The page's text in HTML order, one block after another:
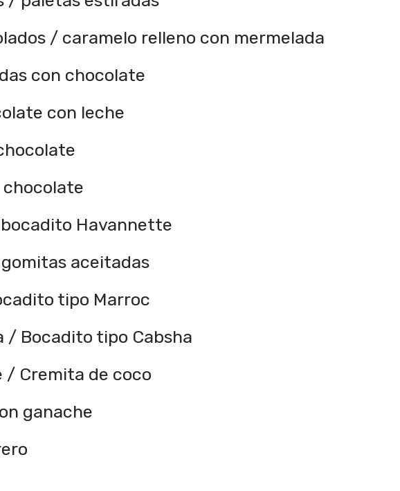
/ caramelo relleno con mermelada
con chocolate
con leche
Havannette
aceitadas
tipo Marroc
/ Bocadito tipo Cabsha
Cremita de coco
ganache